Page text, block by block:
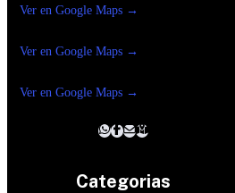
Ver en Google Maps →
Ver en Google Maps →
Ver en Google Maps →
Categorias